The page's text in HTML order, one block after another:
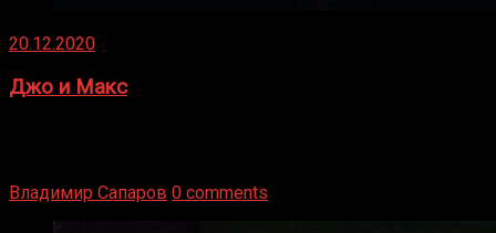
20.12.2020
Джо и Макс
Владимир Сапаров 0 comments